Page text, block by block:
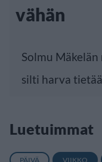
vähän
Solmu
silti harva tietää
Luetuimmat
PÄIVÄ VIIKKO